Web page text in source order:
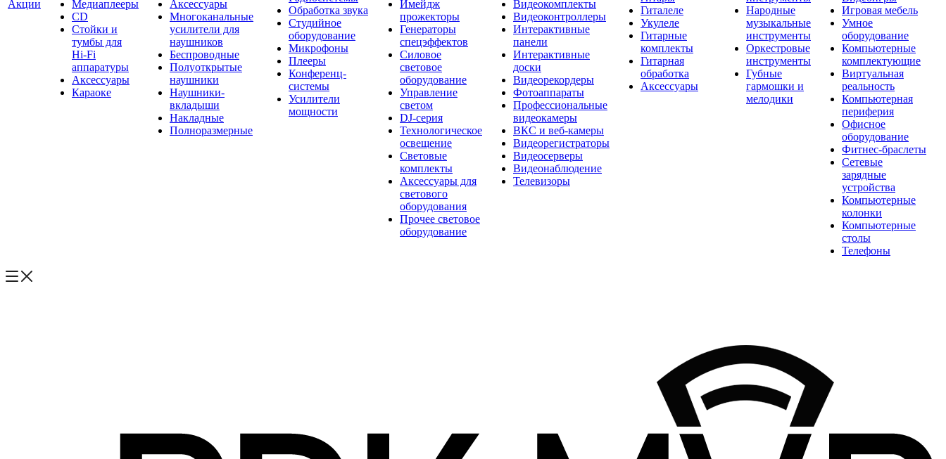
Акции
Медиаплееры
CD
Стойки и
тумбы для
Hi-Fi
аппаратуры
Аксессуары
Караоке
Аксессуары
Многоканальные
усилители для
наушников
Беспроводные
Полуоткрытые
наушники
Наушники-
вкладыши
Накладные
Полноразмерные
Обработка звука
Студийное
оборудование
Микрофоны
Плееры
Конференц-
системы
Усилители
мощности
Имейдж
прожекторы
Генераторы
спецэффектов
Силовое
световое
оборудование
Управление
светом
DJ-серия
Технологическое
освещение
Световые
комплекты
Аксессуары для
светового
оборудования
Прочее световое
оборудование
Видеокомплекты
Видеоконтроллеры
Интерактивные
панели
Интерактивные
доски
Видеорекордеры
Фотоаппараты
Профессиональные
видеокамеры
ВКС и веб-камеры
Видеорегистраторы
Видеосерверы
Видеонаблюдение
Телевизоры
Гиталеле
Укулеле
Гитарные
комплекты
Гитарная
обработка
Аксессуары
Народные
музыкальные
инструменты
Оркестровые
инструменты
Губные
гармошки и
мелодики
Игровая мебель
Умное
оборудование
Компьютерные
комплектующие
Виртуальная
реальность
Компьютерная
периферия
Офисное
оборудование
Фитнес-браслеты
Сетевые
зарядные
устройства
Компьютерные
колонки
Компьютерные
столы
Телефоны